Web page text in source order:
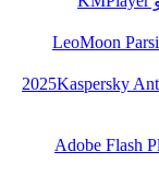
LeoMoon
Kaspersky
Adobe Flash